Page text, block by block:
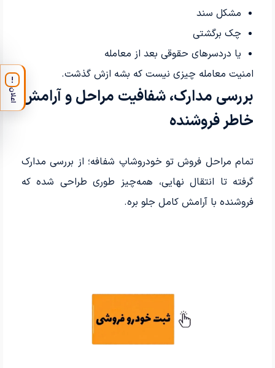
مشکل سند
چک برگشتی
یا دردسرهای حقوقی بعد از معامله
امنیت معامله چیزی نیست که بشه ازش گذشت.
بررسی مدارک، شفافیت مراحل و آرامش
خاطر فروشنده
تمام مراحل فروش تو خودروشاپ شفافه؛ از بررسی مدارک
گرفته تا انتقال نهایی، همه‌چیز طوری طراحی شده که
فروشنده با آرامش کامل جلو بره.
!
اعلان